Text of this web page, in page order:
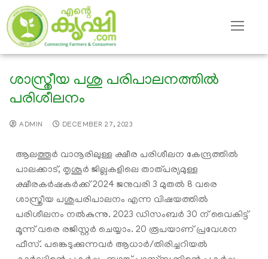
ശാസ്ത്രീയ പശു പരിപാലനത്തിൽ
പരിശീലനം
ADMIN DECEMBER 27, 2023
ആലത്തൂര്‍ വാനൂരിലുള്ള ക്ഷീര പരിശീലന കേന്ദ്രത്തില്‍
പാലക്കാട്, തൃശൂര്‍ ജില്ലകളിലെ താത്പര്യമുള്ള
ക്ഷീരകര്‍ഷകര്‍ക്ക് 2024 ജനുവരി 3 മുതൽ 8 വരെ
ശാസ്ത്രീയ പശുപരിപാലനം എന്ന വിഷയത്തില്‍
പരിശീലനം നല്‍കുന്നു. 2023 ഡിസംബര്‍ 30 ന് വൈകിട്ട്
മൂന്ന് വരെ രജിസ്റ്റര്‍ ചെയ്യാം. 20 രൂപയാണ് പ്രവേശന
ഫീസ്. പങ്കെടുക്കുന്നവർ ആധാര്‍/തിരിച്ചറിയല്‍